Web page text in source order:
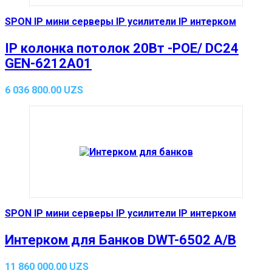
SPON IP мини серверы IP усилители IP интерком
IP колонка потолок 20Вт -POE/ DC24
GEN-6212A01
6 036 800.00 UZS
SPON IP мини серверы IP усилители IP интерком
Интерком для Банков DWT-6502 A/B
11 860 000.00 UZS